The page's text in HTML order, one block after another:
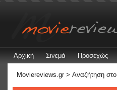
Αρχική Σινεμά Προσεχώς
Moviereviews.gr > Αναζήτηση